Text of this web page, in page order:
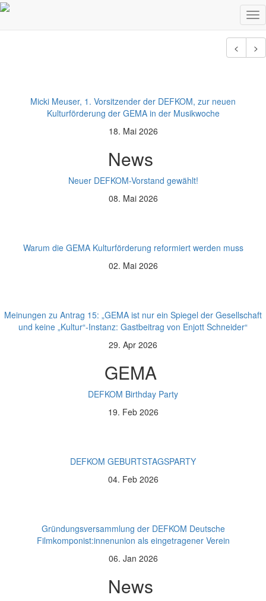
< >
Micki Meuser, 1. Vorsitzender der DEFKOM, zur neuen
Kulturförderung der GEMA in der Musikwoche
18. Mai 2026
News
Neuer DEFKOM-Vorstand gewählt!
08. Mai 2026
Warum die GEMA Kulturförderung reformiert werden muss
02. Mai 2026
Meinungen zu Antrag 15: „GEMA ist nur ein Spiegel der Gesellschaft
und keine „Kultur“-Instanz: Gastbeitrag von Enjott Schneider“
29. Apr 2026
GEMA
DEFKOM Birthday Party
19. Feb 2026
DEFKOM GEBURTSTAGSPARTY
04. Feb 2026
Gründungsversammlung der DEFKOM Deutsche
Filmkomponist:innenunion als eingetragener Verein
06. Jan 2026
News